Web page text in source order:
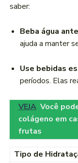
saber:
Beba água
ajuda a manter
Use bebidas
períodos. Elas
VEJA Você
colágeno em
frutas
Tipo de